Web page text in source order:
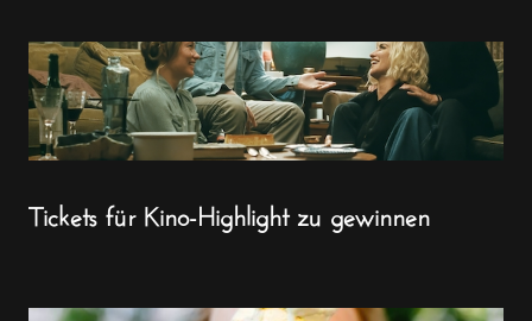
Tickets für Kino-Highlight zu gewinnen